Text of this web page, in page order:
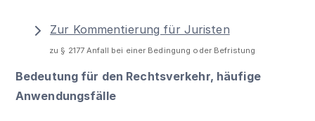
Zur Kommentierung für Juristen
zu § 2177 Anfall bei einer Bedingung oder Befristung
Bedeutung für den Rechtsverkehr, häufige
Anwendungsfälle